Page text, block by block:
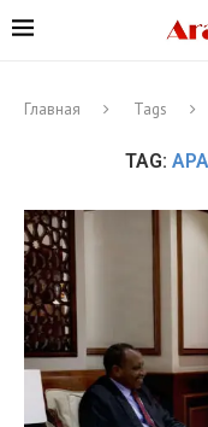
Главная Tags
TAG: